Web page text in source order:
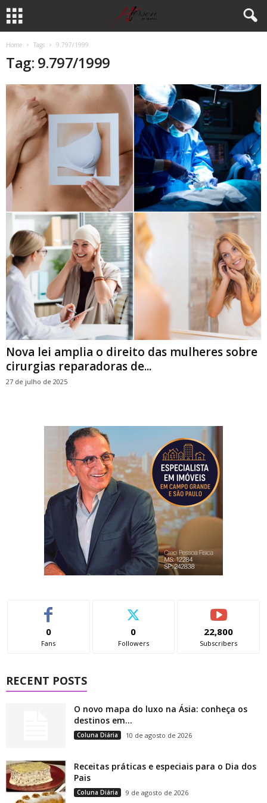
Home Tags 9.797/1999
Tag: 9.797/1999
Nova lei amplia o direito das mulheres sobre
cirurgias reparadoras de...
27 de julho de 2025
0
Fans
0
Followers
22,800
Subscribers
RECENT POSTS
O novo mapa do luxo na Ásia: conheça os
destinos em...
Coluna Diária 10 de agosto de 2026
Receitas práticas e especiais para o Dia dos
Pais
Coluna Diária 9 de agosto de 2026